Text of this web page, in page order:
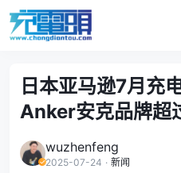
日本亚马逊7月充
Anker安克品牌超
wuzhenfeng
2025-07-24 · 新闻